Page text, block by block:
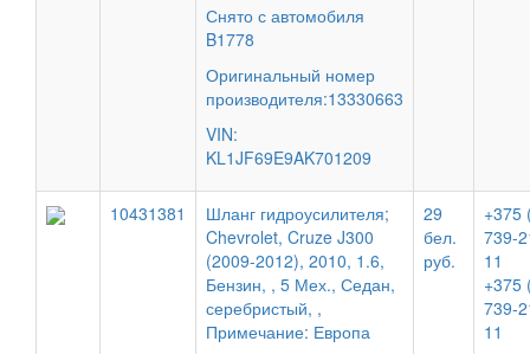
Снято с автомобиля
B1778
Оригинальный номер
производителя:13330663
VIN:
KL1JF69E9AK701209
10431381
Шланг гидроусилителя;
Chevrolet, Cruze J300
(2009-2012), 2010, 1.6,
Бензин, , 5 Мех., Седан,
серебристый, ,
Примечание: Европа
29
бел.
руб.
+375
739-
11
+375
739-
11